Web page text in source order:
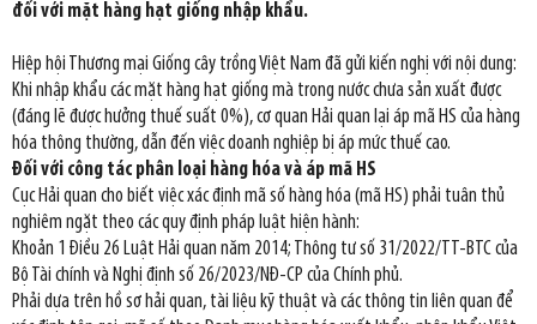
đối với mặt hàng hạt giống nhập khẩu.
Hiệp hội Thương mại Giống cây trồng Việt Nam đã gửi kiến nghị với nội dung:
Khi nhập khẩu các mặt hàng hạt giống mà trong nước chưa sản xuất được
(đáng lẽ được hưởng thuế suất 0%), cơ quan Hải quan lại áp mã HS của hàng
hóa thông thường, dẫn đến việc doanh nghiệp bị áp mức thuế cao.
Đối với công tác phân loại hàng hóa và áp mã HS
Cục Hải quan cho biết việc xác định mã số hàng hóa (mã HS) phải tuân thủ
nghiêm ngặt theo các quy định pháp luật hiện hành:
Khoản 1 Điều 26 Luật Hải quan năm 2014; Thông tư số 31/2022/TT-BTC của
Bộ Tài chính và Nghị định số 26/2023/NĐ-CP của Chính phủ.
Phải dựa trên hồ sơ hải quan, tài liệu kỹ thuật và các thông tin liên quan để